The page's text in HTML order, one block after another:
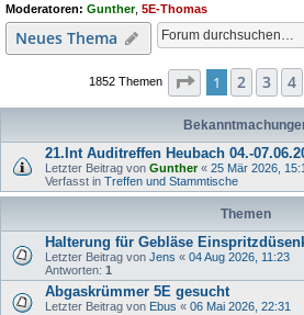
Moderatoren: Gunther, 5E-Thomas
Neues Thema
1852 Themen Seite 1 von 38
1 2 3 4
21.Int Auditreffen Heubach 04.-
Letzter Beitrag von Gunther« 25 Mär 2026,
Verfasst in Treffen und Stammtische
Themen
Halterung für Gebläse
Letzter Beitrag von Jens « 04 Aug 2026, 11:23
Antworten: 1
Abgaskrümmer 5E gesucht
Letzter Beitrag von Ebus « 06 Mai 2026, 22:31